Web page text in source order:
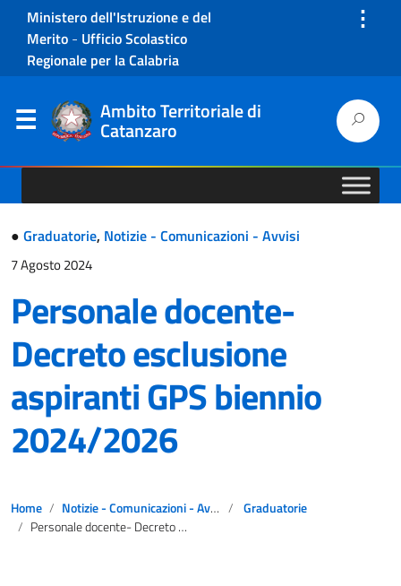
Ministero dell'Istruzione e del
Merito - Ufficio Scolastico
Regionale per la Calabria
⋮
Ambito Territoriale di
Catanzaro
● Graduatorie, Notizie - Comunicazioni - Avvisi
7 Agosto 2024
Personale docente-
Decreto esclusione
aspiranti GPS biennio
2024/2026
Home Notizie - Comunicazioni - Avvisi
Graduatorie
Personale docente- Decreto esclusione aspiranti GPS biennio 2024/2026